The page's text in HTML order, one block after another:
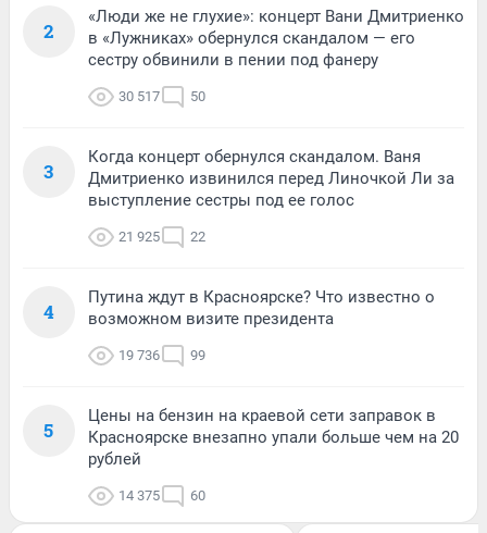
2
«Люди же не глухие»: концерт Вани Дмитриенко
в «Лужниках» обернулся скандалом — его
сестру обвинили в пении под фанеру
30 517 50
3
Когда концерт обернулся скандалом. Ваня
Дмитриенко извинился перед Линочкой Ли за
выступление сестры под ее голос
21 925 22
4
Путина ждут в Красноярске? Что известно о
возможном визите президента
19 736 99
5
Цены на бензин на краевой сети заправок в
Красноярске внезапно упали больше чем на 20
рублей
14 375 60